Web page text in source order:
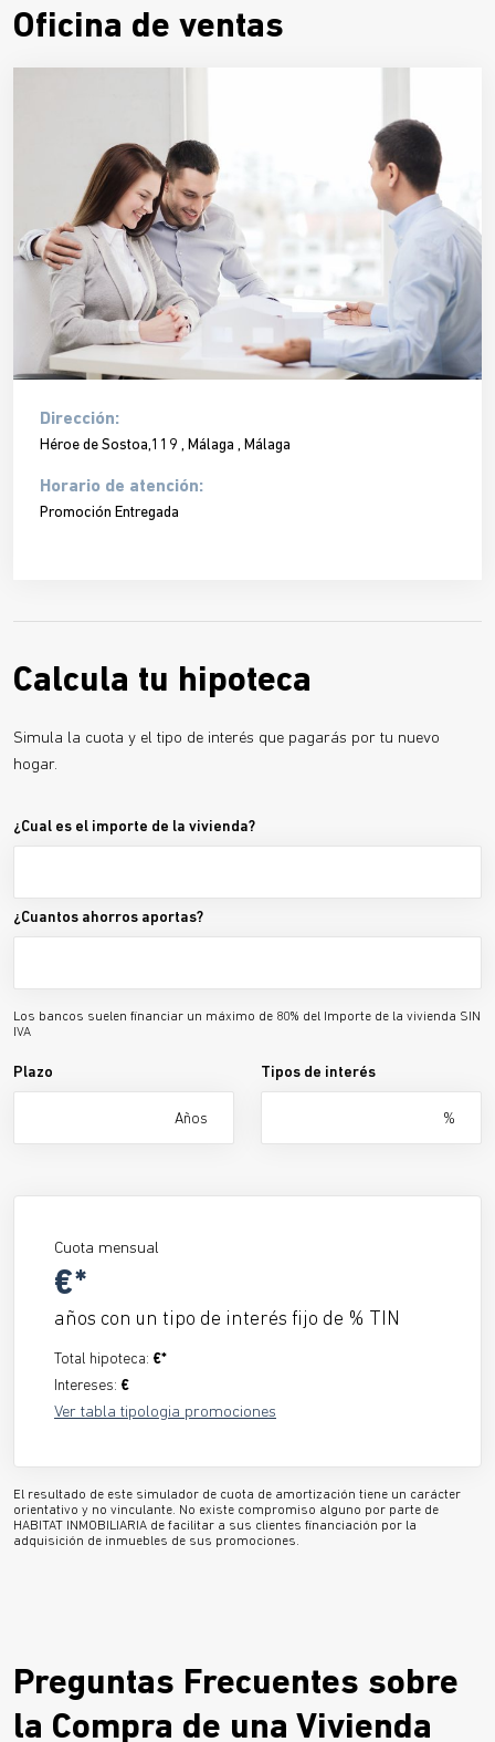
Oficina de ventas
Dirección:
Héroe de Sostoa,119 , Málaga , Málaga
Horario de atención:
Promoción Entregada
Calcula tu hipoteca
Simula la cuota y el tipo de interés que pagarás por tu nuevo
hogar.
¿Cual es el importe de la vivienda?
¿Cuantos ahorros aportas?
Los bancos suelen financiar un máximo de 80% del Importe de la vivienda SIN
IVA
Plazo
Años
Tipos de interés
%
Cuota mensual
€*
años con un tipo de interés fijo de % TIN
Total hipoteca: €*
Intereses: €
Ver tabla tipologia promociones
El resultado de este simulador de cuota de amortización tiene un carácter
orientativo y no vinculante. No existe compromiso alguno por parte de
HABITAT INMOBILIARIA de facilitar a sus clientes financiación por la
adquisición de inmuebles de sus promociones.
Preguntas Frecuentes sobre
la Compra de una Vivienda